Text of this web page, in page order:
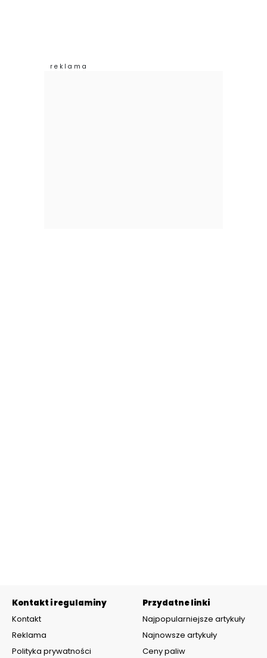
Kontakt i regulaminy
Kontakt
Reklama
Polityka prywatności
Przydatne linki
Najpopularniejsze artykuły
Najnowsze artykuły
Ceny paliw